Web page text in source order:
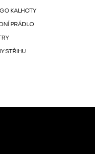
KALHOTY
PRÁDLO
STŘIHU